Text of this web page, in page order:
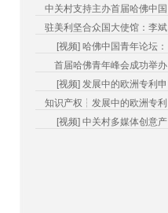
中关村支持主办首届哈佛中国
驻美利坚合众国大使馆：李斌
[视频] 哈佛中国青年论坛：
首届哈佛青年峰会成功举办
[视频] 发展中的欧洲专利申
知识产权┆发展中的欧洲专利
[视频] 中关村多媒体创意产